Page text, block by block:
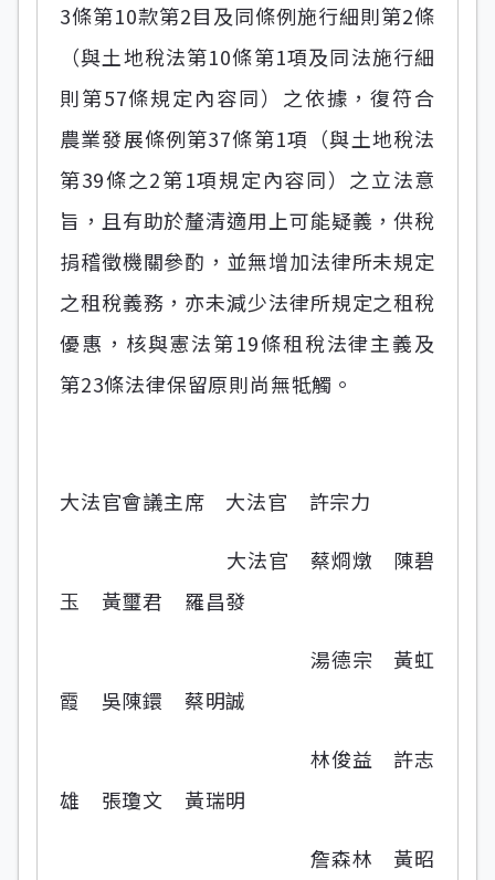
3條第10款第2目及同條例施行細則第2條
（與土地稅法第10條第1項及同法施行細
則第57條規定內容同）之依據，復符合
農業發展條例第37條第1項（與土地稅法
第39條之2第1項規定內容同）之立法意
旨，且有助於釐清適用上可能疑義，供稅
捐稽徵機關參酌，並無增加法律所未規定
之租稅義務，亦未減少法律所規定之租稅
優惠，核與憲法第19條租稅法律主義及
第23條法律保留原則尚無牴觸。
大法官會議主席 大法官 許宗力
大法官 蔡烱燉 陳碧
玉 黃璽君 羅昌發
湯德宗 黃虹
霞 吳陳鐶 蔡明誠
林俊益 許志
雄 張瓊文 黃瑞明
詹森林 黃昭